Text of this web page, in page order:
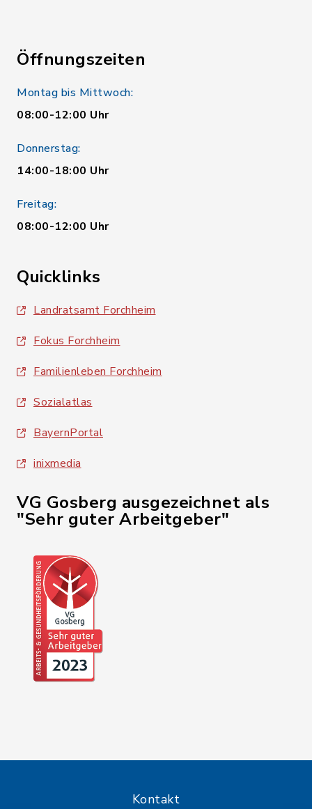
Öffnungszeiten
Montag bis Mittwoch:
08:00-12:00 Uhr
Donnerstag:
14:00-18:00 Uhr
Freitag:
08:00-12:00 Uhr
Quicklinks
Landratsamt Forchheim
Fokus Forchheim
Familienleben Forchheim
Sozialatlas
BayernPortal
inixmedia
VG Gosberg ausgezeichnet als
"Sehr guter Arbeitgeber"
Kontakt